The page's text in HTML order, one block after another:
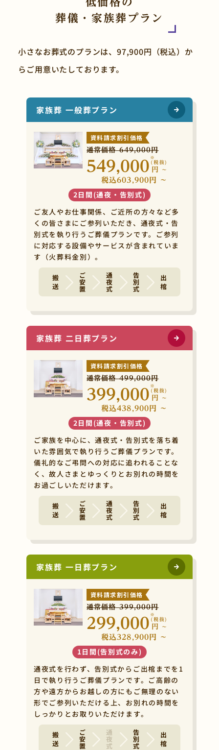
葬儀・家族葬プラン
小さなお葬式のプランは、97,900円（税込）か
らご用意いたしております。
家族葬 一般葬プラン
資料請求割引価格
通常価格 649,000円
549,000
※
円
(税抜)
~
税込603,900円 ~
2日間(通夜・告別式)
ご友人やお仕事関係、ご近所の方々など多
くの皆さまにご参列いただき、通夜式・告
別式を執り行うご葬儀プランです。ご参列
に対応する設備やサービスが含まれていま
す（火葬料金別）。
搬 送 ご安置 通夜式 告別式 出 棺
家族葬 二日葬プラン
資料請求割引価格
通常価格 499,000円
399,000
※
円
(税抜)
~
税込438,900円 ~
2日間(通夜・告別式)
ご家族を中心に、通夜式・告別式を落ち着
いた雰囲気で執り行うご葬儀プランです。
儀礼的なご弔問への対応に追われることな
く、故人さまとゆっくりとお別れの時間を
お過ごしいただけます。
搬 送 ご安置 通夜式 告別式 出 棺
家族葬 一日葬プラン
資料請求割引価格
通常価格 399,000円
299,000
※
円
(税抜)
~
税込328,900円 ~
1日間(告別式のみ)
通夜式を行わず、告別式からご出棺までを1
日で執り行うご葬儀プランです。ご高齢の
方や遠方からお越しの方にもご無理のない
形でご参列いただける上、お別れの時間を
しっかりとお取りいただけます。
搬 送 ご安置 通夜式 告別式 出 棺